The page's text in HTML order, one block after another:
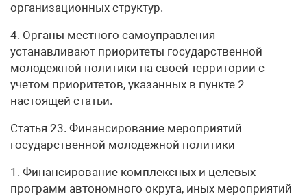
организационных структур.
4. Органы местного самоуправления
устанавливают приоритеты государственной
молодежной политики на своей территории с
учетом приоритетов, указанных в пункте 2
настоящей статьи.
Статья 23. Финансирование мероприятий
государственной молодежной политики
1. Финансирование комплексных и целевых
программ автономного округа, иных мероприятий